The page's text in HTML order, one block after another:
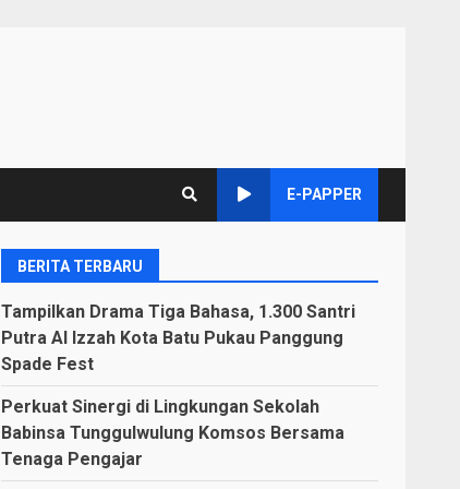
E-PAPPER
BERITA TERBARU
Tampilkan Drama Tiga Bahasa, 1.300 Santri
Putra Al Izzah Kota Batu Pukau Panggung
Spade Fest
Perkuat Sinergi di Lingkungan Sekolah
Babinsa Tunggulwulung Komsos Bersama
Tenaga Pengajar